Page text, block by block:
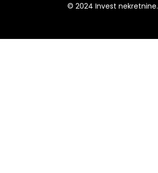
© 2024 Invest nekretnine.